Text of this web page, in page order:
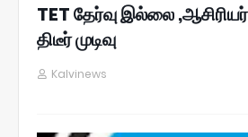
TET தேர்வு இல்லை
திடீர் முடிவு
Kalvinews